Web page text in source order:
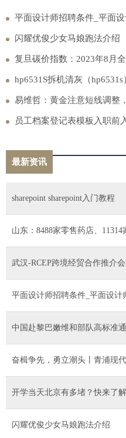
平面设计师招聘条件_平面
闪耀优俊少女马娘跑法介绍
复旦碳价指数：2023年8月
hp6531S拆机清灰（hp6531s
易维哲：黄金注意短线调整
员工档案登记表模板入职前
最新资讯
sharepoint sharepoint入门教程
山东：8488家零售药店、
武汉-RCEP跨境经贸合作推介会
平面设计师招聘条件_平面设计
中国赴黎巴嫩维和部队高标准
奋楫争先，勇立潮头丨青浦现
开学当天北京有多堵？快来了
闪耀优俊少女马娘跑法介绍